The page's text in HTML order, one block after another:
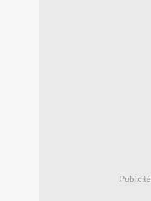
Publicité